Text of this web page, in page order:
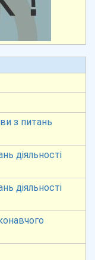
з питань
діяльності
діяльності